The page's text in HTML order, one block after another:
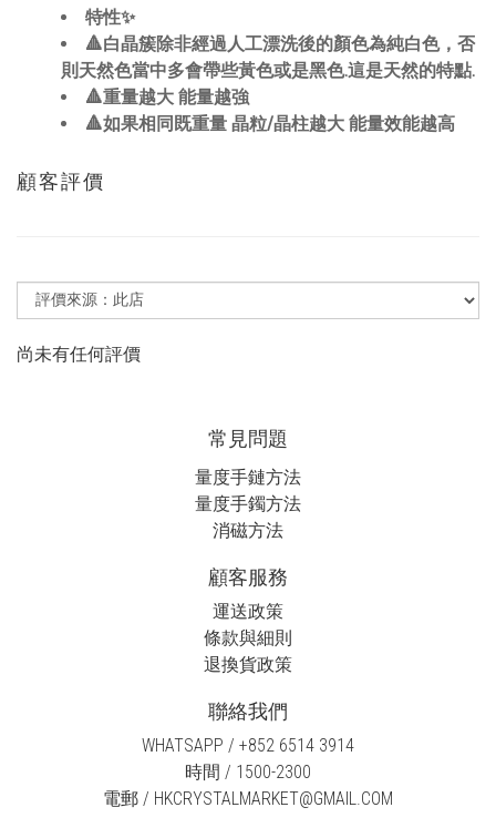
特性✨
🔺白晶簇除非經過人工漂洗後的顏色為純白色，否
則天然色當中多會帶些黃色或是黑色.這是天然的特點.
🔺重量越大 能量越強
🔺如果相同既重量 晶粒/晶柱越大 能量效能越高
顧客評價
尚未有任何評價
常見問題
量度手鏈方法
量度手鐲方法
消磁方法
顧客服務
運送政策
條款與細則
退換貨政策
聯絡我們
WHATSAPP / +852 6514 3914
時間 / 1500-2300
電郵 / HKCRYSTALMARKET@GMAIL.COM